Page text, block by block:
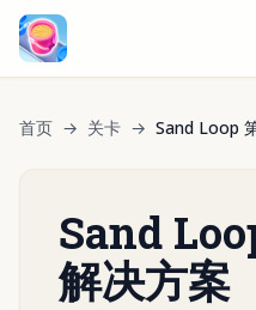
首页 → 关卡 → Sand Loop
Sand
解决方案